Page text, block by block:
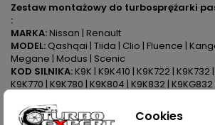
Zestaw montażowy do turbosprężarki
:
MARKA:Nissan | Renault
MODEL: Qashqai | Tiida | Clio | Fluence |
Megane | Modus | Scenic
KOD SILNIKA:K9K | K9K410 | K9K722 | K9K732
K9K770 | K9K780 | K9K804 | K9K832 | K9KG832
MOC:103KM/76kW | 106KM/78kW | 110KM/81kW
Cookies